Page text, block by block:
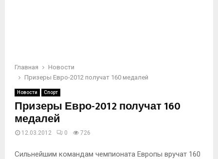
Главная
Новости
Призеры Евро-2012 получат 160 медалей
Новости Спорт
Призеры Евро-2012 получат 160
медалей
12.03.2012 0 726
Сильнейшим командам чемпионата Европы вручат 160